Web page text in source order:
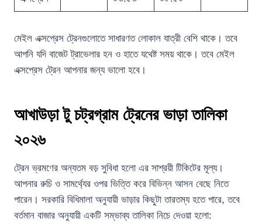
মেইল এক্সপ্রেস ট্রেনগুলোতে সাধারণত লোকাল যাত্রী বেশি থাকে। তবে
আপনি যদি বাজেট ট্রাভেলার হন ও হাতে যথেষ্ট সময় থাকে। তবে মেইল
এক্সপ্রেস ট্রেন আপনার জন্য ভালো হবে।
আখাউড়া টু চট্রগ্রাম ট্রেনের ভাড়া তালিকা
২০২৬
ট্রেন ভ্রমণের অন্যতম বড় সুবিধা হলো এর সাশ্রয়ী টিকিটের মূল্য।
আপনার রুচি ও সামর্থ্যের ওপর ভিত্তি করে বিভিন্ন আসন বেছে নিতে
পারেন। সরকারি বিধিমালা অনুযায়ী ভাড়ার কিছুটা তারতম্য হতে পারে, তবে
বর্তমান বাজার অনুযায়ী একটি সম্ভাব্য তালিকা নিচে দেওয়া হলো: